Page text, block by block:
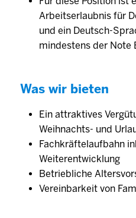
Arbeitserlaubnis für
und ein Deutsch-
mindestens der Note
Was wir bieten
Ein attraktives
Weihnachts- und
Fachkräftelaufbahn
Weiterentwicklung
Betriebliche
Vereinbarkeit von